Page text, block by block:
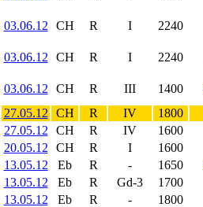
03.06.12 CH R I 2240
03.06.12 CH R I 2240
03.06.12 CH R III 1400
27.05.12
CH R IV 1800
27.05.12
CH R IV 1600
20.05.12
CH R I 1600
13.05.12
Eb R - 1650
13.05.12
Eb R Gd-3 1700
13.05.12
Eb R - 1800